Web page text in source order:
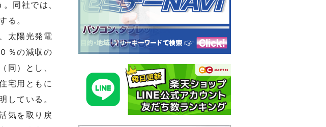
同社では、
る。
太陽光発電
％の減収の
同）とし、
宅用ともに
している。
気を取り戻